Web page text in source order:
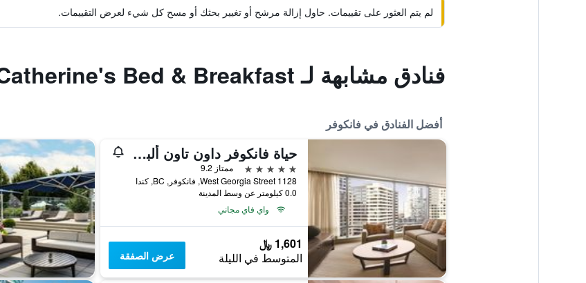
لم يتم العثور على تقييمات. حاول إزالة مرشح أو تغيير بحثك أو مسح كل شيء لعرض التقييمات.
فنادق مشابهة لـ Catherine's Bed & Breakfast
أفضل الفنادق في فانكوفر
حياة فانكوفر داون تاون ألبيرني
5 نجوم
ممتاز 9.2
1128 West Georgia Street, فانكوفر, BC, كندا
0.0 كيلومتر عن وسط المدينة
واي فاي مجاني
1,601 ﷼
المتوسط في الليلة عرض الصفقة